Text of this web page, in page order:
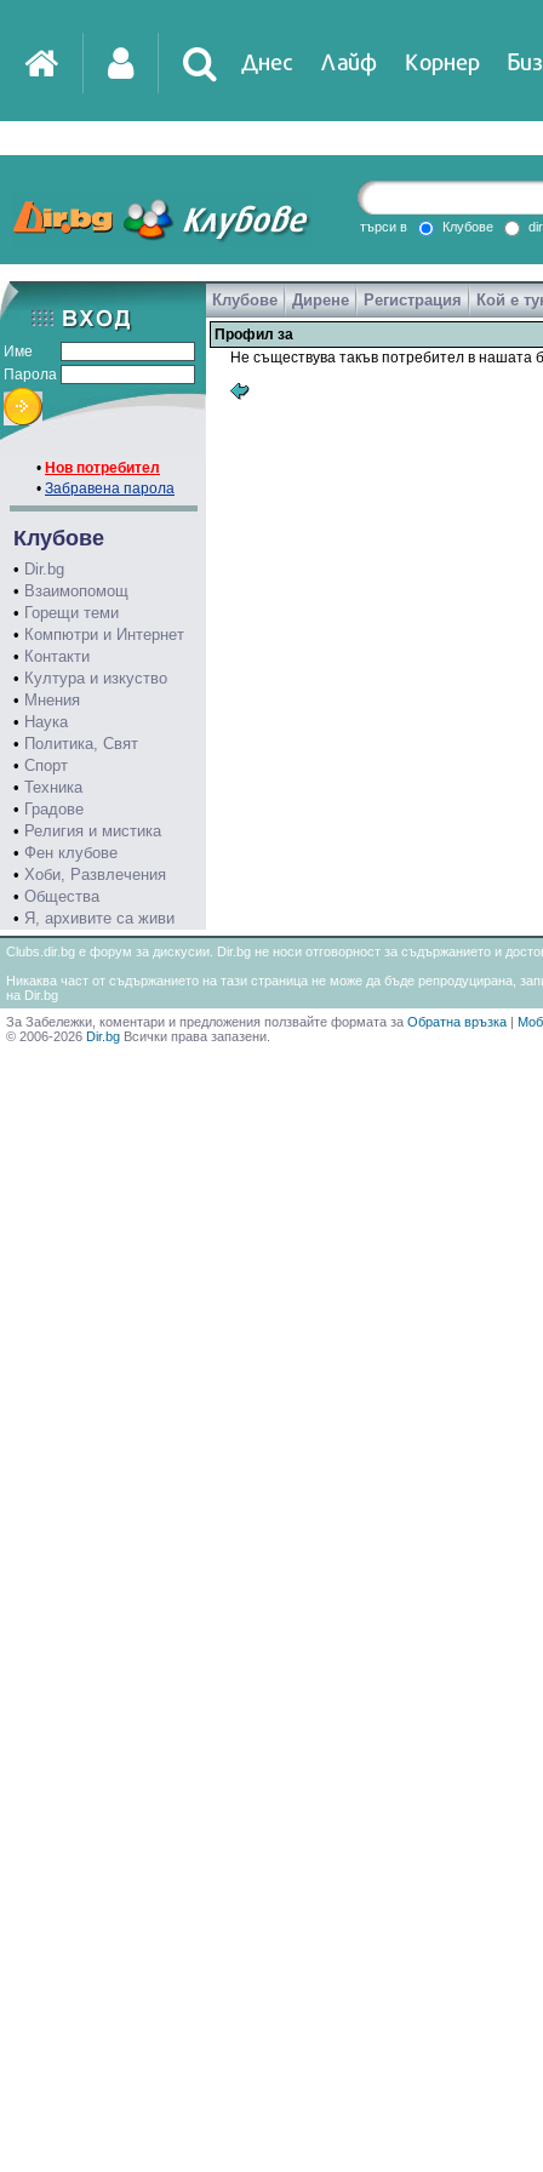
Днес Лайф Корнер
DirTV Impressio
Games
търси в Клубове
Име
Парола
• Нов потребител
• Забравена парола
Клубове
• Dir.bg
• Взаимопомощ
• Горещи теми
• Компютри и Интернет
• Контакти
• Култура и изкуство
• Мнения
• Наука
• Политика, Свят
• Спорт
• Техника
• Градове
• Религия и мистика
• Фен клубове
• Хоби, Развлечения
• Общества
• Я, архивите са живи
Клубове Дирене Регистрация Кой е
Профил за
Не съществува такъв потребител в нашата
Clubs.dir.bg е форум за дискусии. Dir.bg не носи отговорност за съдържанието и
Никаква част от съдържанието на тази страница не може да бъде репродуцирана,
на Dir.bg
За Забележки, коментари и предложения ползвайте формата за Обратна връзка |
© 2006-2026 Dir.bg Всички права запазени.